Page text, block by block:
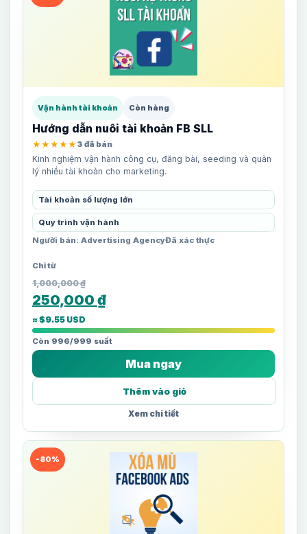
Vận hành tài khoản Còn hàng
Hướng dẫn nuôi tài khoản FB SLL
★★★★★ 3 đã bán
Kinh nghiệm vận hành công cụ, đăng bài, seeding và quản
lý nhiều tài khoản cho marketing.
Tài khoản số lượng lớn
Quy trình vận hành
Người bán: Advertising AgencyĐã xác thực
1,000,000₫
250,000 ₫
≈ $9.55 USD
Còn 996/999 suất
Mua ngay
Thêm vào giỏ
Xem chi tiết
-80%